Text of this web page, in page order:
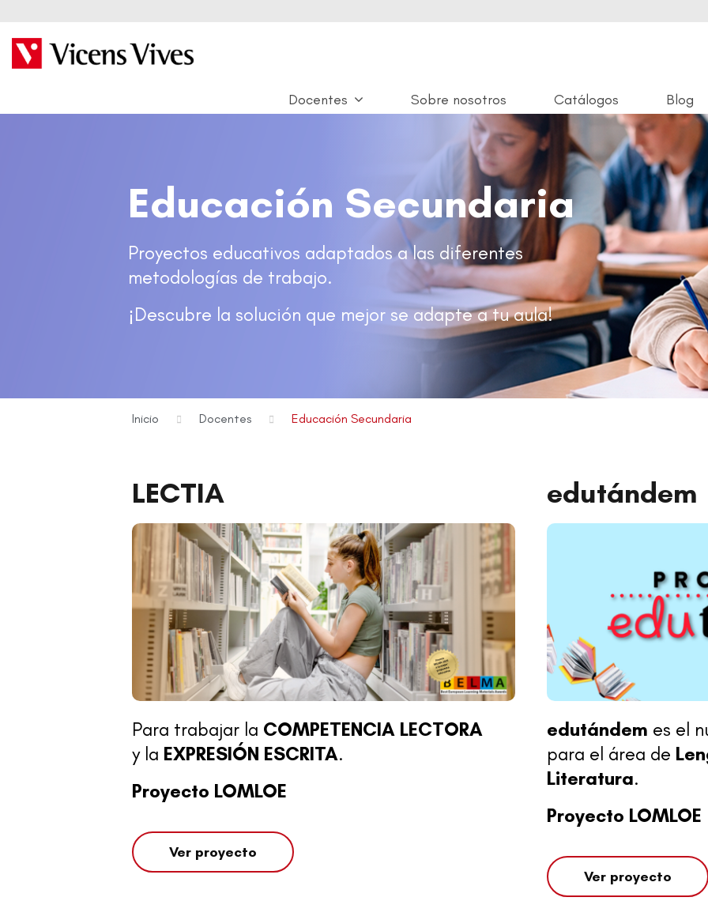
Docentes Sobre nosotros Catálogos Blog
Educación Secundaria
Proyectos educativos adaptados a las diferentes
metodologías de trabajo.
¡Descubre la solución que mejor se adapte a tu aula!
Inicio Docentes Educación Secundaria
LECTIA
Para trabajar la COMPETENCIA LECTORA
y la EXPRESIÓN ESCRITA.
Proyecto LOMLOE
Ver proyecto
edutándem
edutándem es el
para el área de
Literatura.
Proyecto LOMLOE
Ver proyecto